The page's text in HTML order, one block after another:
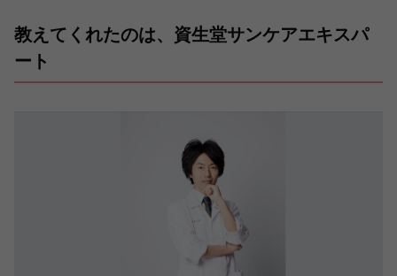
教えてくれたのは、資生堂サンケアエキスパ
ート